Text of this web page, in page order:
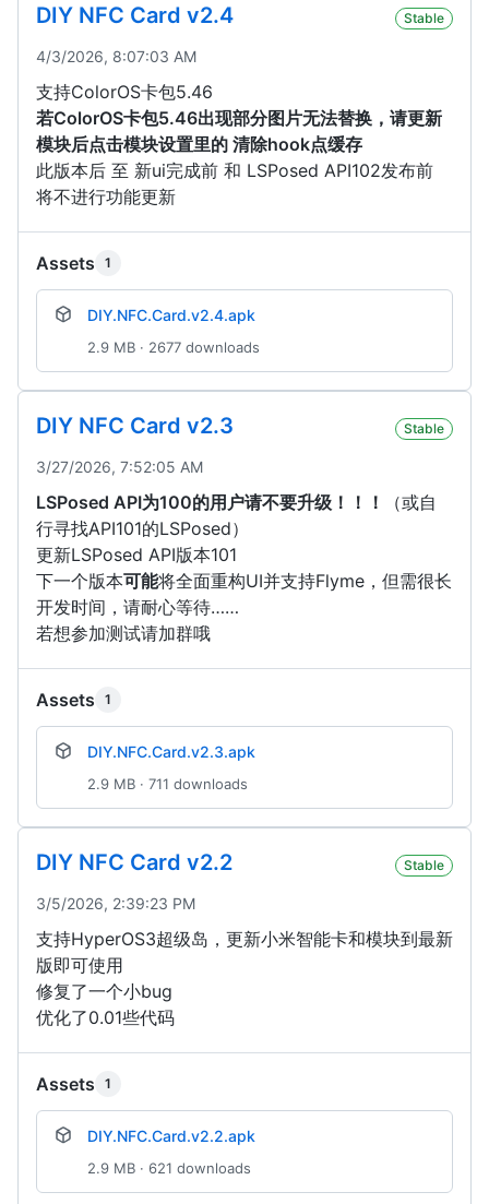
DIY NFC Card v2.4 Stable
4/3/2026, 8:07:03 AM
支持ColorOS卡包5.46
若ColorOS卡包5.46出现部分图片无法替换，请更新
模块后点击模块设置里的 清除hook点缓存
此版本后 至 新ui完成前 和 LSPosed API102发布前
将不进行功能更新
Assets 1
DIY.NFC.Card.v2.4.apk
2.9 MB · 2677 downloads
DIY NFC Card v2.3 Stable
3/27/2026, 7:52:05 AM
LSPosed API为100的用户请不要升级！！！
（或自
行寻找API101的LSPosed）
更新LSPosed API版本101
下一个版本可能将全面重构UI并支持Flyme，但需很长
开发时间，请耐心等待……
若想参加测试请加群哦
Assets 1
DIY.NFC.Card.v2.3.apk
2.9 MB · 711 downloads
DIY NFC Card v2.2 Stable
3/5/2026, 2:39:23 PM
支持HyperOS3超级岛，更新小米智能卡和模块到最新
版即可使用
修复了一个小bug
优化了0.01些代码
Assets 1
DIY.NFC.Card.v2.2.apk
2.9 MB · 621 downloads